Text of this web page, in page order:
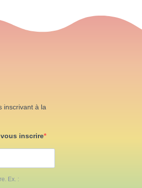
inscrivant à la
inscrire
Ex. :